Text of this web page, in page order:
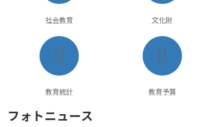
社会教育
文化財
イ
コ
ン
リ
教育統計
イ
コ
ン
リ
教育予算
フォトニュース